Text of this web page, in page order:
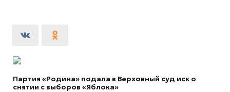
Партия «Родина» подала в Верховный суд иск о
снятии с выборов «Яблока»